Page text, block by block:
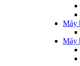
Máy
Máy